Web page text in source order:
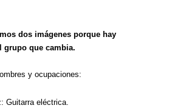
dos imágenes porque hay
grupo que cambia.
y ocupaciones:
Guitarra eléctrica.